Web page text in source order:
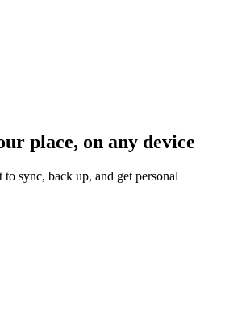
place, on any device
to sync, back up, and get personal